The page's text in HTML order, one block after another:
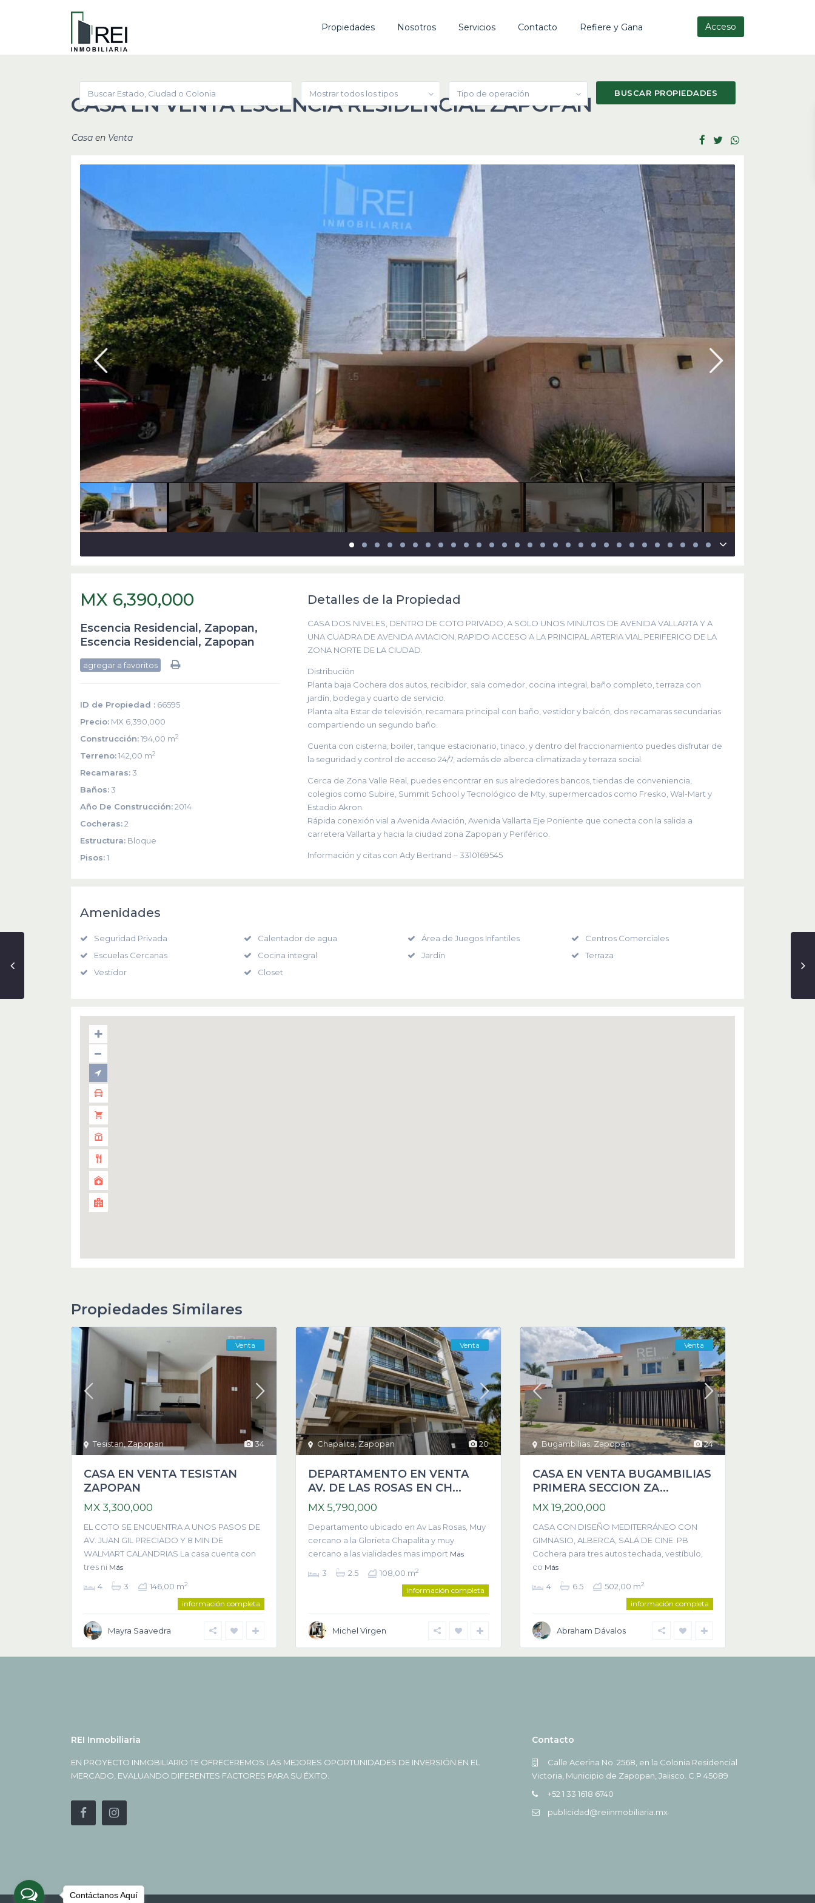
Acceso
Propiedades Nosotros Servicios Contacto Refiere y Gana
Mostrar todos los tipos Tipo de operación
CASA EN VENTA ESCENCIA RESIDENCIAL ZAPOPAN
Casa en Venta
MX 6,390,000
Escencia Residencial, Zapopan,
Escencia Residencial , Zapopan
agregar a favoritos
ID de Propiedad : 66595
Precio: MX 6,390,000
Construcción:194,00 m2
Terreno:142,00 m2
Recamaras:3
Baños:3
Año De Construcción:2014
Cocheras:2
Estructura: Bloque
Pisos:1
Detalles de la Propiedad
CASA DOS NIVELES, DENTRO DE COTO PRIVADO, A SOLO UNOS MINUTOS DE AVENIDA VALLARTA Y A
UNA CUADRA DE AVENIDA AVIACION, RAPIDO ACCESO A LA PRINCIPAL ARTERIA VIAL PERIFERICO DE LA
ZONA NORTE DE LA CIUDAD.
Distribución
Planta baja Cochera dos autos, recibidor, sala comedor, cocina integral, baño completo, terraza con
jardín, bodega y cuarto de servicio.
Planta alta Estar de televisión, recamara principal con baño, vestidor y balcón, dos recamaras secundarias
compartiendo un segundo baño.
Cuenta con cisterna, boiler, tanque estacionario, tinaco, y dentro del fraccionamiento puedes disfrutar de
la seguridad y control de acceso 24/7, además de alberca climatizada y terraza social.
Cerca de Zona Valle Real, puedes encontrar en sus alrededores bancos, tiendas de conveniencia,
colegios como Subire, Summit School y Tecnológico de Mty, supermercados como Fresko, Wal-Mart y
Estadio Akron.
Rápida conexión vial a Avenida Aviación, Avenida Vallarta Eje Poniente que conecta con la salida a
carretera Vallarta y hacia la ciudad zona Zapopan y Periférico.
Información y citas con Ady Bertrand – 3310169545
Amenidades
Seguridad Privada Calentador de agua Área de Juegos Infantiles
Centros Comerciales
Escuelas Cercanas
Cocina integral Jardín
Terraza
Vestidor
Closet
Propiedades Similares
34
Tesistan,Zapopan
Venta
CASA EN VENTA TESISTAN
ZAPOPAN
MX 3,300,000
EL COTO SE ENCUENTRA A UNOS PASOS DE
AV. JUAN GIL PRECIADO Y 8 MIN DE
WALMART CALANDRIAS La casa cuenta con
tres ni Más
4 3 146,00 m2
información completa
Mayra Saavedra
20
Chapalita,Zapopan
Venta
DEPARTAMENTO EN VENTA
AV. DE LAS ROSAS EN CH...
MX 5,790,000
Departamento ubicado en Av Las Rosas, Muy
cercano a la Glorieta Chapalita y muy
cercano a las vialidades mas import Más
3 2.5 108,00 m2
información completa
Michel Virgen
24
Bugambilias, Zapopan
Venta
CASA EN VENTA BUGAMBILIAS
PRIMERA SECCION ZA...
MX 19,200,000
CASA CON DISEÑO MEDITERRÁNEO CON
GIMNASIO, ALBERCA, SALA DE CINE. PB
Cochera para tres autos techada, vestíbulo,
co Más
4 6.5 502,00 m2
información completa
Abraham Dávalos
REI Inmobiliaria
EN PROYECTO INMOBILIARIO TE OFRECEREMOS LAS MEJORES OPORTUNIDADES DE INVERSIÓN EN EL
MERCADO, EVALUANDO DIFERENTES FACTORES PARA SU ÉXITO.
Contacto
Calle Acerina No. 2568, en la Colonia Residencial
Victoria, Municipio de Zapopan, Jalisco. C.P 45089
+52 1 33 1618 6740
publicidad@reiinmobiliaria.mx
Contáctanos Aquí